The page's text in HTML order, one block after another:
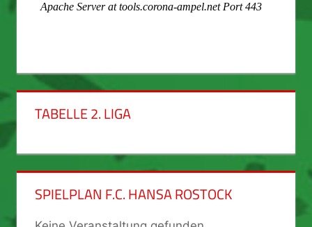
TABELLE 2. LIGA
SPIELPLAN F.C. HANSA ROSTOCK